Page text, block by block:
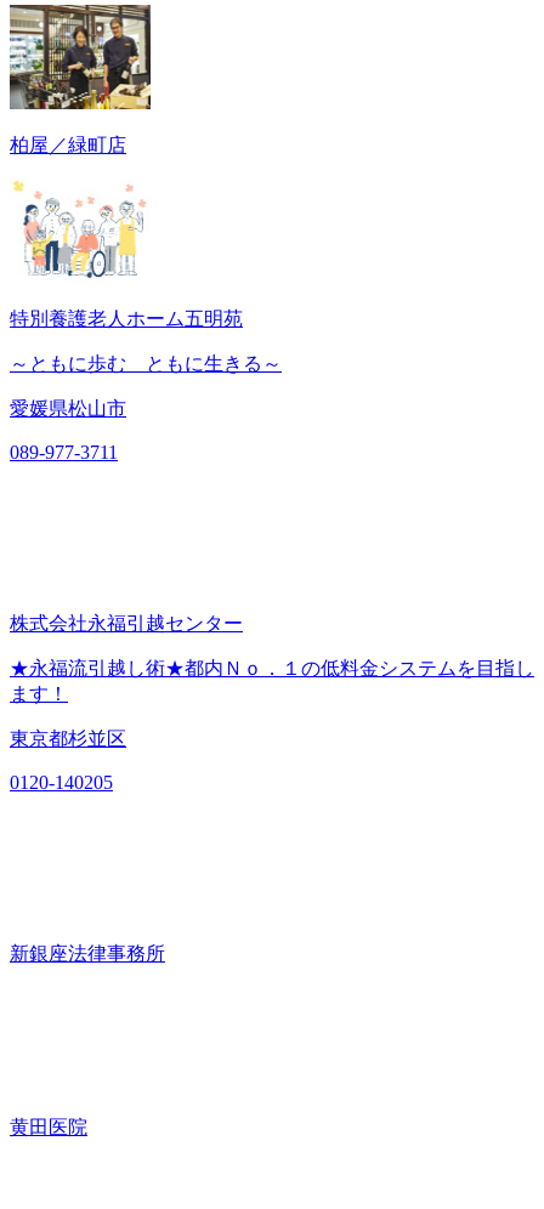
柏屋／緑町店
特別養護老人ホーム五明苑
～ともに歩む ともに生きる～
愛媛県松山市
089-977-3711
株式会社永福引越センター
★永福流引越し術★都内Ｎｏ．１の低料金システムを目指し
ます！
東京都杉並区
0120-140205
新銀座法律事務所
黄田医院